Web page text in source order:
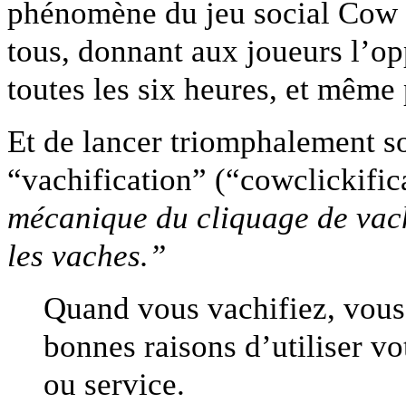
phénomène du jeu social
tous, donnant aux joueurs
toutes les six heures, et
Et de lancer triomphalement
“vachification”
mécanique du cliquage de
les vaches.”
Quand vous vachifiez,
bonnes raisons d’utiliser
ou service.